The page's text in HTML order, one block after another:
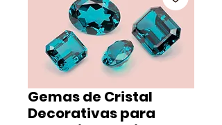
Gemas de Cristal
Decorativas para